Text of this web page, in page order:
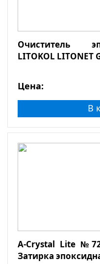
Очиститель
LITOKOL LITONET
Цена:
В
A-Crystal Lite
Затирка